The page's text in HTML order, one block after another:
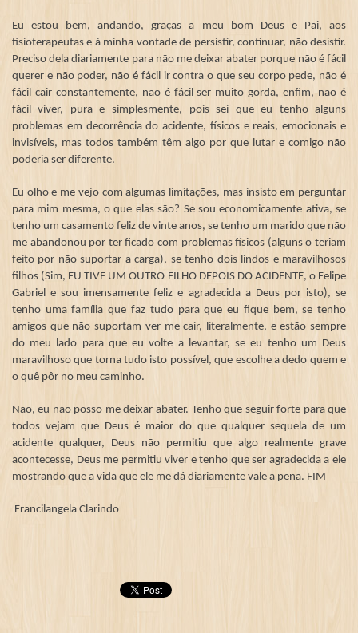
Eu estou bem, andando, graças a meu bom Deus e Pai, aos
fisioterapeutas e à minha vontade de persistir, continuar, não desistir.
Preciso dela diariamente para não me deixar abater porque não é fácil
querer e não poder, não é fácil ir contra o que seu corpo pede, não é
fácil cair constantemente, não é fácil ser muito gorda, enfim, não é
fácil viver, pura e simplesmente, pois sei que eu tenho alguns
problemas em decorrência do acidente, físicos e reais, emocionais e
invisíveis, mas todos também têm algo por que lutar e comigo não
poderia ser diferente.
Eu olho e me vejo com algumas limitações, mas insisto em perguntar
para mim mesma, o que elas são? Se sou economicamente ativa, se
tenho um casamento feliz de vinte anos, se tenho um marido que não
me abandonou por ter ficado com problemas físicos (alguns o teriam
feito por não suportar a carga), se tenho dois lindos e maravilhosos
filhos (Sim, EU TIVE UM OUTRO FILHO DEPOIS DO ACIDENTE, o Felipe
Gabriel e sou imensamente feliz e agradecida a Deus por isto), se
tenho uma família que faz tudo para que eu fique bem, se tenho
amigos que não suportam ver-me cair, literalmente, e estão sempre
do meu lado para que eu volte a levantar, se eu tenho um Deus
maravilhoso que torna tudo isto possível, que escolhe a dedo quem e
o quê pôr no meu caminho.
Não, eu não posso me deixar abater. Tenho que seguir forte para que
todos vejam que Deus é maior do que qualquer sequela de um
acidente qualquer, Deus não permitiu que algo realmente grave
acontecesse, Deus me permitiu viver e tenho que ser agradecida a ele
mostrando que a vida que ele me dá diariamente vale a pena. FIM
Francilangela Clarindo